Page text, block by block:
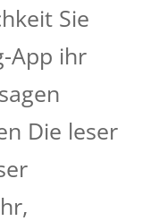
Sie
App ihr
Die leser